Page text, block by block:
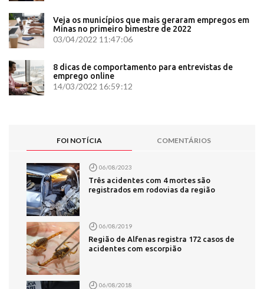
Veja os municípios que mais geraram empregos em
Minas no primeiro bimestre de 2022
03/04/2022 11:47:06
8 dicas de comportamento para entrevistas de
emprego online
14/03/2022 16:59:12
FOI NOTÍCIA COMENTÁRIOS
06/08/2023
Três acidentes com 4 mortes são
registrados em rodovias da região
06/08/2019
Região de Alfenas registra 172 casos de
acidentes com escorpião
06/08/2018